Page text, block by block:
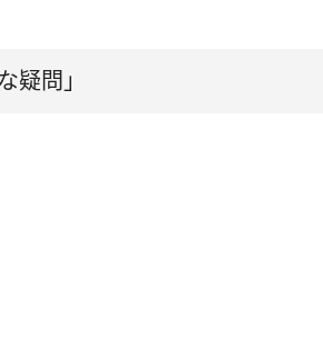
疑問」